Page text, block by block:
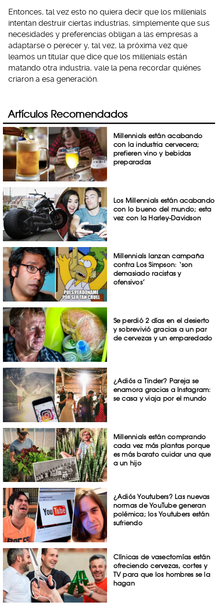
Entonces, tal vez esto no quiera decir que los millenials
intentan destruir ciertas industrias, simplemente que sus
necesidades y preferencias obligan a las empresas a
adaptarse o perecer y, tal vez, la próxima vez que
leamos un titular que dice que los millenials están
matando otra industria, vale la pena recordar quiénes
criaron a esa generación.
Artículos Recomendados
Millennials están acabando
con la industria cervecera;
prefieren vino y bebidas
preparadas
Los Millennials están acabando
con lo bueno del mundo; esta
vez con la Harley-Davidson
Millennials lanzan campaña
contra Los Simpson: ‘son
demasiado racistas y
ofensivos’
Se perdió 2 días en el desierto
y sobrevivió gracias a un par
de cervezas y un emparedado
¿Adiós a Tinder? Pareja se
enamora gracias a Instagram:
se casa y viaja por el mundo
Millennials están comprando
cada vez más plantas porque
es más barato cuidar una que
a un hijo
¿Adiós Youtubers? Las nuevas
normas de YouTube generan
polémica; los Youtubers están
sufriendo
Clínicas de vasectomías están
ofreciendo cervezas, cortes y
TV para que los hombres se la
hagan